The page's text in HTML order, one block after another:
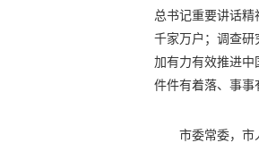
总书记重要讲话精
千家万户；调查研
加有力有效推进中
件件有着落、事事
市委常委，市